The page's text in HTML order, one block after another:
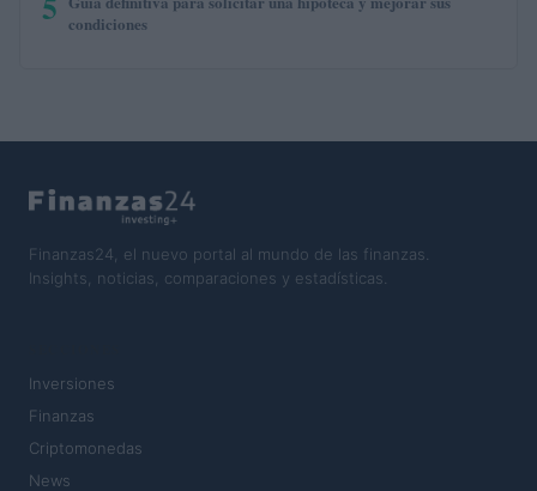
condiciones
Finanzas24, el nuevo portal al mundo de las finanzas.
Insights, noticias, comparaciones y estadísticas.
Inversiones
Finanzas
Criptomonedas
News